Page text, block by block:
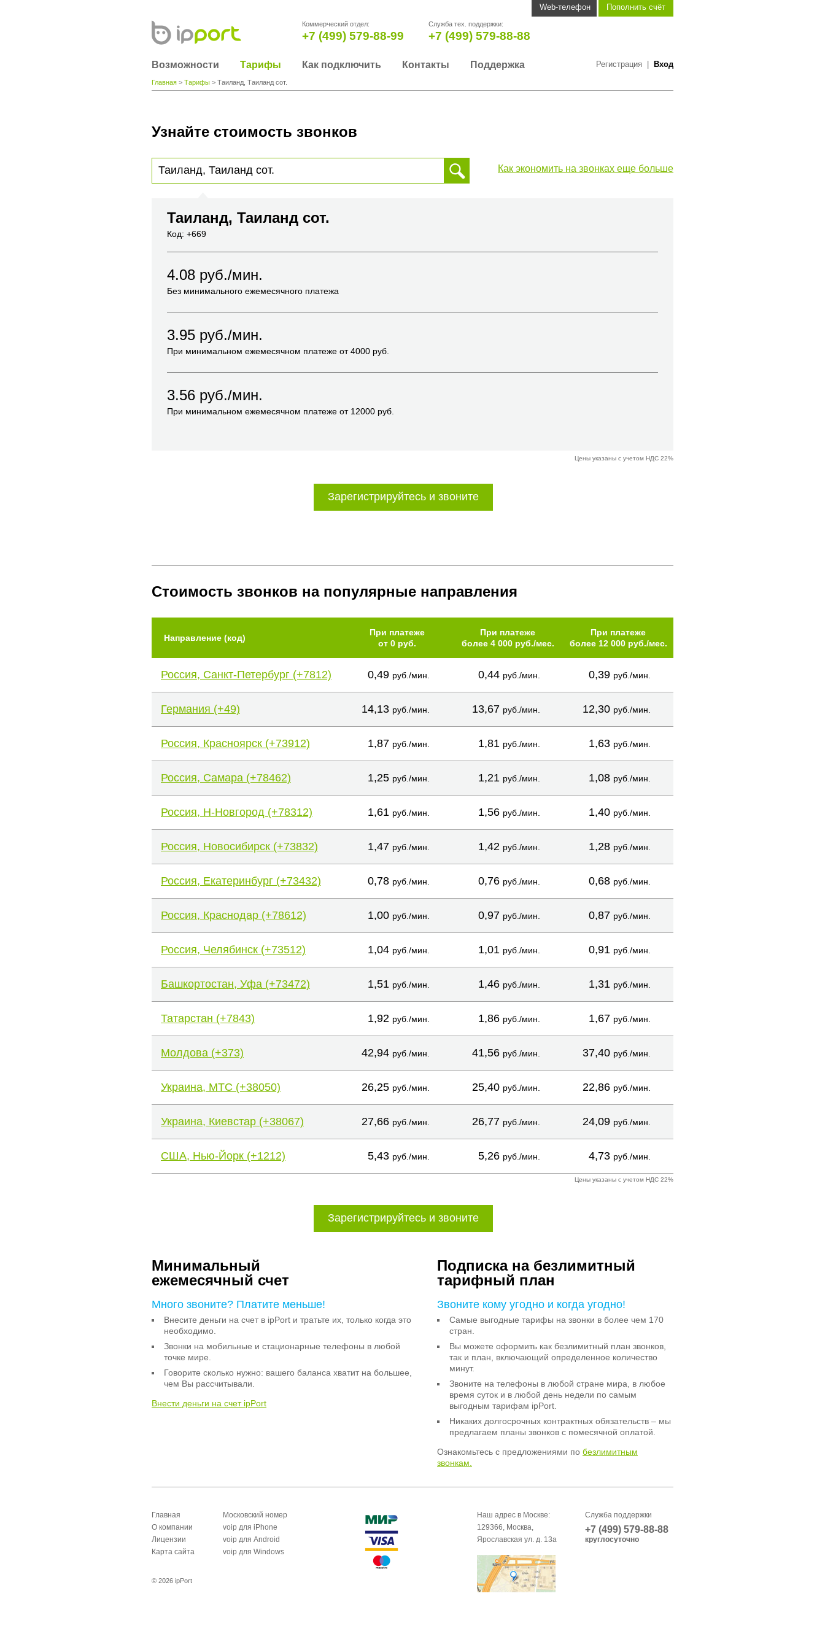
Web-телефон Пополнить счёт
Коммерческий отдел:
+7 (499) 579-88-99
Служба тех. поддержки:
+7 (499) 579-88-88
Регистрация Вход
Возможности Тарифы Как подключить Контакты Поддержка
Главная > Тарифы > Таиланд, Таиланд сот.
Как экономить на звонках еще больше
Узнайте стоимость звонков
Таиланд, Таиланд сот.
Код: +669
4.08 руб./мин.
Без минимального ежемесячного платежа
3.95 руб./мин.
При минимальном ежемесячном платеже от4000 руб.
3.56 руб./мин.
При минимальном ежемесячном платеже от 12000 руб.
Цены указаны с учетом НДС 22%
Зарегистрируйтесь и звоните
Стоимость звонков на популярные направления
Направление (код)
При платеже
от 0 руб.
При платеже
более 4 000 руб./мес.
При платеже
более 12 000 руб./мес.
Россия, Санкт-Петербург (+7812) 0,49 руб./мин. 0,44 руб./мин. 0,39 руб./мин.
Германия (+49) 14,13 руб./мин. 13,67 руб./мин. 12,30 руб./мин.
Россия, Красноярск (+73912) 1,87 руб./мин. 1,81 руб./мин. 1,63 руб./мин.
Россия, Самара (+78462) 1,25 руб./мин. 1,21 руб./мин. 1,08 руб./мин.
Россия, Н-Новгород (+78312) 1,61 руб./мин. 1,56 руб./мин. 1,40 руб./мин.
Россия, Новосибирск (+73832) 1,47 руб./мин. 1,42 руб./мин. 1,28 руб./мин.
Россия, Екатеринбург (+73432) 0,78 руб./мин. 0,76 руб./мин. 0,68 руб./мин.
Россия, Краснодар (+78612) 1,00 руб./мин. 0,97 руб./мин. 0,87 руб./мин.
Россия, Челябинск (+73512) 1,04 руб./мин. 1,01 руб./мин. 0,91 руб./мин.
Башкортостан, Уфа (+73472) 1,51 руб./мин. 1,46 руб./мин. 1,31 руб./мин.
Татарстан (+7843) 1,92 руб./мин. 1,86 руб./мин. 1,67 руб./мин.
Молдова (+373) 42,94 руб./мин. 41,56 руб./мин. 37,40 руб./мин.
Украина, МТС (+38050) 26,25 руб./мин. 25,40 руб./мин. 22,86 руб./мин.
Украина, Киевстар (+38067) 27,66 руб./мин. 26,77 руб./мин. 24,09 руб./мин.
США, Нью-Йорк (+1212) 5,43 руб./мин. 5,26 руб./мин. 4,73 руб./мин.
Цены указаны с учетом НДС 22%
Зарегистрируйтесь и звоните
Минимальный
ежемесячный счет
Много звоните? Платите меньше!
Внесите деньги на счет в ipPort и тратьте их, только когда это
необходимо.
Звонки на мобильные и стационарные телефоны в любой
точке мире.
Говорите сколько нужно: вашего баланса хватит на большее,
чем Вы рассчитывали.
Внести деньги на счет ipPort
Подписка на безлимитный
тарифный план
Звоните кому угодно и когда угодно!
Самые выгодные тарифы на звонки в более чем 170
стран.
Вы можете оформить как безлимитный план звонков,
так и план, включающий определенное количество
минут.
Звоните на телефоны в любой стране мира, в любое
время суток и в любой день недели по самым
выгодным тарифам ipPort.
Никаких долгосрочных контрактных обязательств – мы
предлагаем планы звонков с помесячной оплатой.
Ознакомьтесь с предложениями по безлимитным
звонкам.
Главная
О компании
Лицензии
Карта сайта
Московский номер
voip для iPhone
voip для Android
voip для Windows
Наш адрес в Москве:
129366, Москва,
Ярославская ул. д. 13а
Служба поддержки
+7 (499) 579-88-88
круглосуточно
© 2026 ipPort